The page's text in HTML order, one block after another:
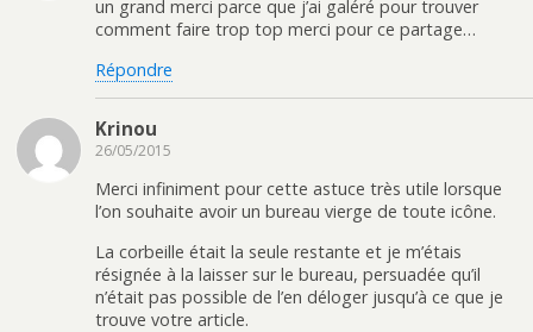
un grand merci parce que j’ai galéré pour trouver
comment faire trop top merci pour ce partage…
Répondre
Krinou
26/05/2015
Merci infiniment pour cette astuce très utile lorsque
l’on souhaite avoir un bureau vierge de toute icône.
La corbeille était la seule restante et je m’étais
résignée à la laisser sur le bureau, persuadée qu’il
n’était pas possible de l’en déloger jusqu’à ce que je
trouve votre article.